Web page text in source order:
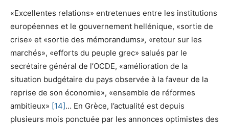
«Excellentes relations» entretenues entre les institutions
européennes et le gouvernement hellénique, «sortie de
crise» et «sortie des mémorandums», «retour sur les
marchés», «efforts du peuple grec» salués par le
secrétaire général de l’OCDE, «amélioration de la
situation budgétaire du pays observée à la faveur de la
reprise de son économie», «ensemble de réformes
ambitieux» [14]… En Grèce, l’actualité est depuis
plusieurs mois ponctuée par les annonces optimistes des